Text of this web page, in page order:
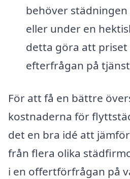
behöver
eller under en
detta göra att priset
efterfrågan på
För att få en bättre
kostnaderna för
det en bra idé att
från flera olika
i en offertförfrågan på